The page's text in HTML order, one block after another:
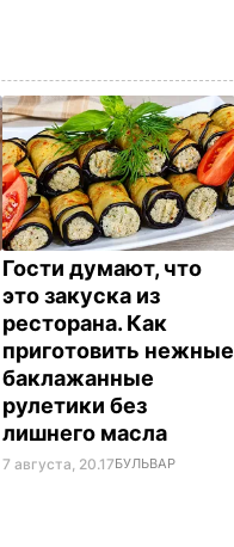
Гости думают, что
это закуска из
ресторана. Как
приготовить нежные
баклажанные
рулетики без
лишнего масла
7 августа, 20.17БУЛЬВАР